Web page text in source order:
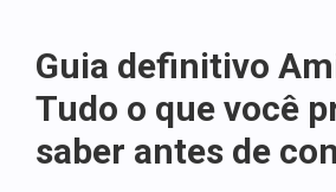
Guia definitivo
Tudo o que você
saber antes de